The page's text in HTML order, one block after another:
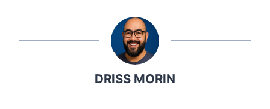
e
t
k
d
m
b
l
r
a
i
l
DRISS MORIN